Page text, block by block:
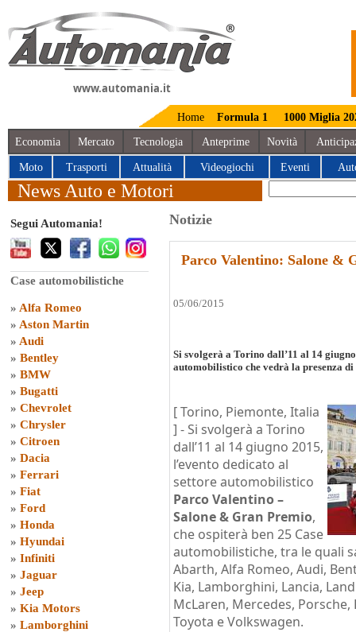
www.automania.it
Home Formula 1 1000 Miglia
Economia Mercato Tecnologia Anteprime Novità
Moto Trasporti Attualità Videogiochi Eventi
News Auto e Motori
Segui Automania!
Case automobilistiche
» Alfa Romeo
» Aston Martin
» Audi
» Bentley
» BMW
» Bugatti
» Chevrolet
» Chrysler
» Citroen
» Dacia
» Ferrari
» Fiat
» Ford
» Honda
» Hyundai
» Infiniti
» Jaguar
» Jeep
» Kia Motors
» Lamborghini
Notizie
Parco Valentino: Salone &
05/06/2015
Si svolgerà a Torino dall’11 al 14
automobilistico che vedrà la presenza
[ Torino, Piemonte, Italia
] -Si svolgerà a Torino
dall’11 al 14 giugno 2015,
l’evento dedicato al
settore automobilistico
Parco Valentino –
Salone & Gran Premio,
che ospiterà ben 25 Case
automobilistiche, tra le quali
Abarth, Alfa Romeo, Audi,
Kia, Lamborghini, Lancia,
McLaren, Mercedes, Porsche,
Toyota e Volkswagen.